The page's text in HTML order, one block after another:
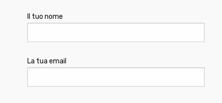
Il tuo nome
La tua email